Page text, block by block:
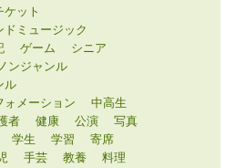
ット
ドミュージック
ゲーム
シニア
ンジャンル
ル
メーション
中高生
者 健康 公演
写真
学生 学習
寄席
手芸 教養
料理